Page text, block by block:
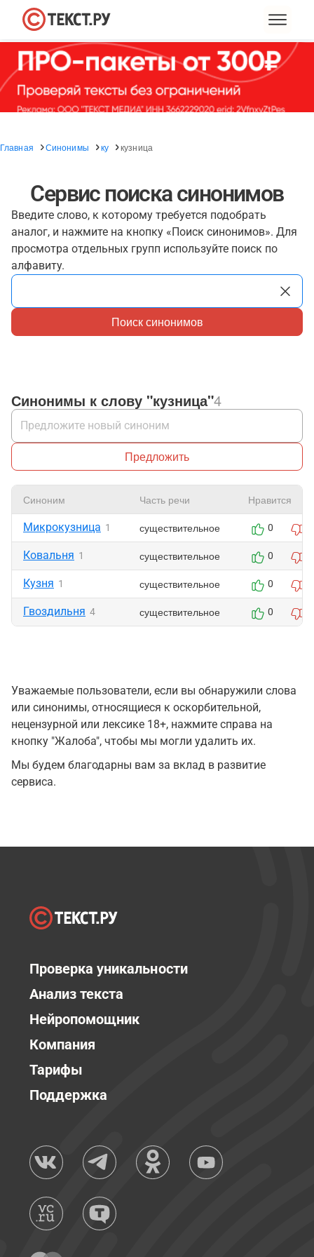
Главная Синонимы ку кузница
Сервис поиска синонимов
Введите слово, к которому требуется подобрать
аналог, и нажмите на кнопку «Поиск синонимов». Для
просмотра отдельных групп используйте поиск по
алфавиту.
Поиск синонимов
Синонимы к слову "кузница"4
Предложить
Синоним Часть речи Нравится
Микрокузница 1 существительное 0
Ковальня 1 существительное 0
Кузня 1 существительное 0
Гвоздильня 4 существительное 0
Уважаемые пользователи, если вы обнаружили слова
или синонимы, относящиеся к оскорбительной,
нецензурной или лексике 18+, нажмите справа на
кнопку "Жалоба", чтобы мы могли удалить их.
Мы будем благодарны вам за вклад в развитие
сервиса.
Проверка уникальности
Анализ текста
Нейропомощник
Компания
Тарифы
Поддержка